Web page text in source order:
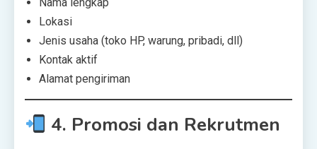
Lokasi
Jenis usaha (toko HP, warung, pribadi, dll)
Kontak aktif
Alamat pengiriman
4. Promosi dan Rekrutmen